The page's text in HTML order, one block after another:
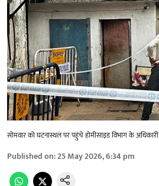
सोमवार को घटनास्थल पर पहुंचे होमीसाइड विभाग के अधिकारी
Published on:25 May 2026, 6:34 pm